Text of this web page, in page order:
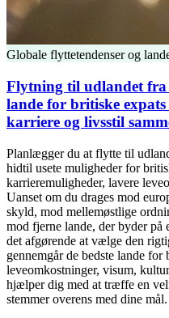
Globale flyttetendenser og
Flytning til udlandet fra
lande for britiske
karriere og livsstil
Planlægger du at flytte til
hidtil usete muligheder for
karrieremuligheder, lavere
Uanset om du drages mod
skyld, mod mellemøstlige
mod fjerne lande, der byder på
det afgørende at vælge den
gennemgår de bedste lande
leveomkostninger, visum,
hjælper dig med at træffe en
stemmer overens med dine mål.